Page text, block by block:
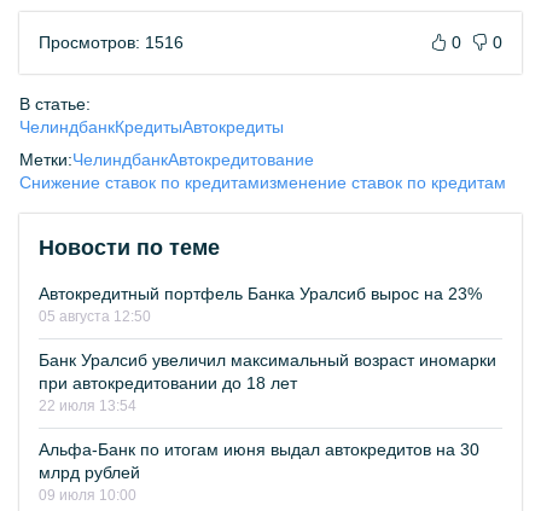
Просмотров: 1516 0 0
В статье:
ЧелиндбанкКредитыАвтокредиты
Метки:ЧелиндбанкАвтокредитование
Снижение ставок по кредитамизменение ставок по кредитам
Новости по теме
Автокредитный портфель Банка Уралсиб вырос на 23%
05 августа 12:50
Банк Уралсиб увеличил максимальный возраст иномарки
при автокредитовании до 18 лет
22 июля 13:54
Альфа-Банк по итогам июня выдал автокредитов на 30
млрд рублей
09 июля 10:00